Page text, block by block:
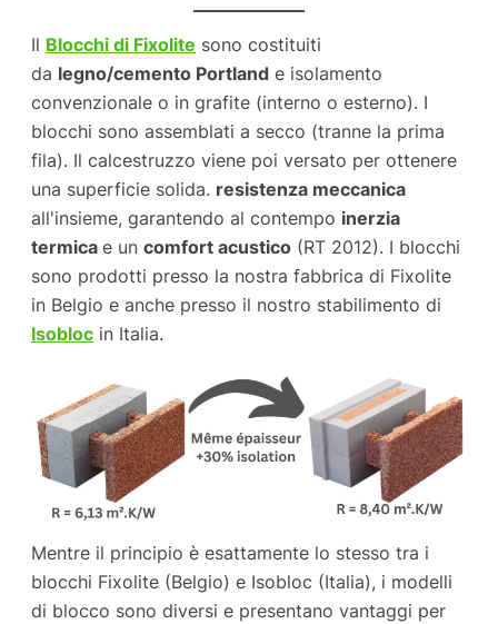
Il Blocchi di Fixolite sono costituiti
da legno/cemento Portland e isolamento
convenzionale o in grafite (interno o esterno). I
blocchi sono assemblati a secco (tranne la prima
fila). Il calcestruzzo viene poi versato per ottenere
una superficie solida. resistenza meccanica
all'insieme, garantendo al contempo inerzia
termica e un comfort acustico (RT 2012). I blocchi
sono prodotti presso la nostra fabbrica di Fixolite
in Belgio e anche presso il nostro stabilimento di
Isobloc in Italia.
Mentre il principio è esattamente lo stesso tra i
blocchi Fixolite (Belgio) e Isobloc (Italia), i modelli
di blocco sono diversi e presentano vantaggi per